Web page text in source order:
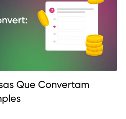
Que Convertam